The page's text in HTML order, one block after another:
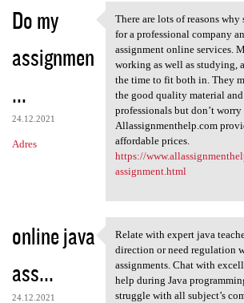
Do my
assignmen
...
24.12.2021
Adres
There are lots of
There are lots of reasons
for a professional company
assignment online services.
working as well as studying,
the time to fit both in. They
the good quality material
professionals but don’t worry
Allassignmenthelp.com
affordable prices.
https://
assignment.html
online java
ass...
24.12.2021
Relate with expert java
Relate with expert java
direction or need regulation
assignments. Chat with
help during Java
struggle with all subject’s